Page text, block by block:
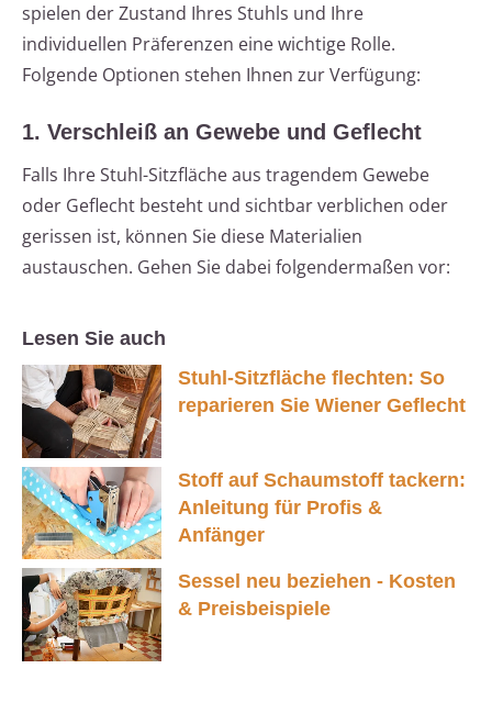
spielen der Zustand Ihres Stuhls und Ihre
individuellen Präferenzen eine wichtige Rolle.
Folgende Optionen stehen Ihnen zur Verfügung:
1. Verschleiß an Gewebe und Geflecht
Falls Ihre Stuhl-Sitzfläche aus tragendem Gewebe
oder Geflecht besteht und sichtbar verblichen oder
gerissen ist, können Sie diese Materialien
austauschen. Gehen Sie dabei folgendermaßen vor:
Lesen Sie auch
Stuhl-Sitzfläche flechten: So
reparieren Sie Wiener Geflecht
Stoff auf Schaumstoff tackern:
Anleitung für Profis &
Anfänger
Sessel neu beziehen - Kosten
& Preisbeispiele